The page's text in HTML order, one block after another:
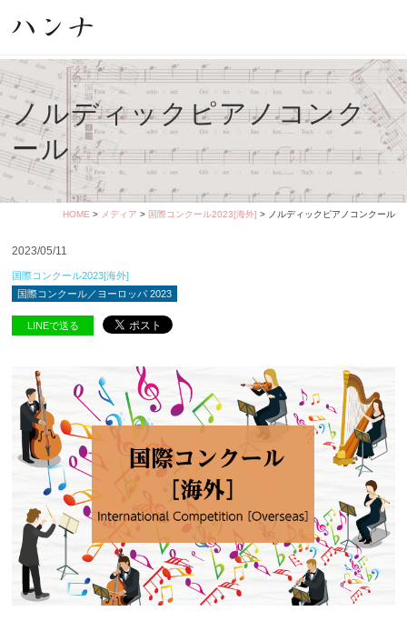
ノルディックピアノコンク
ール
HOME > メディア > 国際コンクール2023[海外] > ノルディックピアノコンクール
2023/05/11
国際コンクール2023[海外]
国際コンクール／ヨーロッパ 2023
LINEで送る